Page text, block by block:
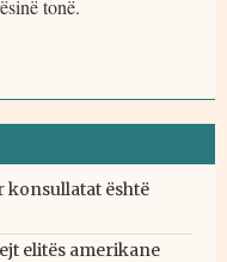
tonë.
konsullatat është
elitës amerikane